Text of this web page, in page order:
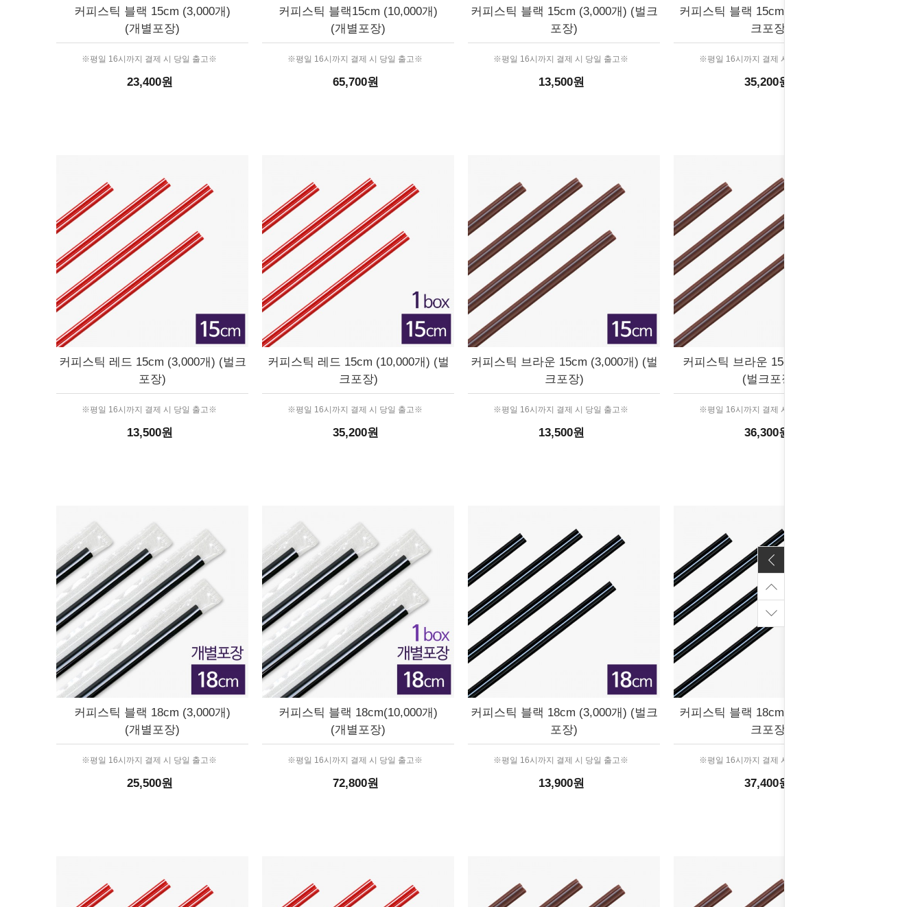
커피스틱 블랙 15cm (3,000개)
(개별포장)
※평일 16시까지 결제 시 당일 출고※
23,400원
커피스틱 블랙15cm (10,000개)
(개별포장)
※평일 16시까지 결제 시 당일 출고※
65,700원
커피스틱 블랙 15cm (3,000개) (벌크
포장)
※평일 16시까지 결제 시 당일 출고※
13,500원
커피스틱 블랙 15cm (10,000개) (벌
크포장)
※평일 16시까지 결제 시 당일 출고※
35,200원
커피스틱 레드 15cm (3,000개) (벌크
포장)
※평일 16시까지 결제 시 당일 출고※
13,500원
커피스틱 레드 15cm (10,000개) (벌
크포장)
※평일 16시까지 결제 시 당일 출고※
35,200원
커피스틱 브라운 15cm (3,000개) (벌
크포장)
※평일 16시까지 결제 시 당일 출고※
13,500원
커피스틱 브라운 15cm (10,000개)
(벌크포장)
※평일 16시까지 결제 시 당일 출고※
36,300원
커피스틱 블랙 18cm (3,000개)
(개별포장)
※평일 16시까지 결제 시 당일 출고※
25,500원
커피스틱 블랙 18cm(10,000개)
(개별포장)
※평일 16시까지 결제 시 당일 출고※
72,800원
커피스틱 블랙 18cm (3,000개) (벌크
포장)
※평일 16시까지 결제 시 당일 출고※
13,900원
커피스틱 블랙 18cm (10,000개) (벌
크포장)
※평일 16시까지 결제 시 당일 출고※
37,400원